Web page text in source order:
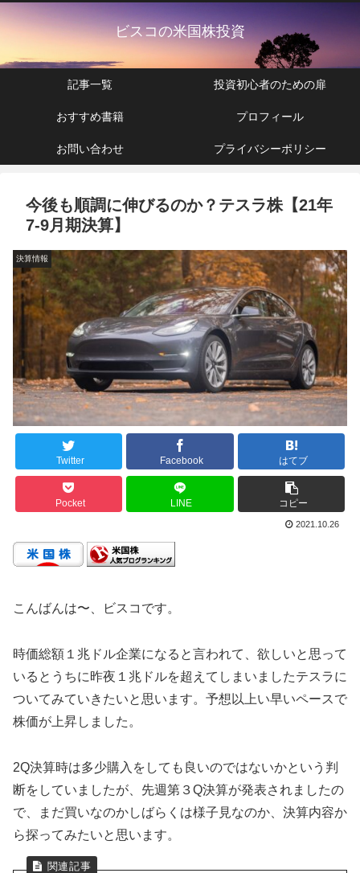
ビスコの米国株投資
記事一覧 投資初心者のための扉
おすすめ書籍 プロフィール
お問い合わせ プライバシーポリシー
今後も順調に伸びるのか？テスラ株【21年
7-9月期決算】
決算情報
Twitter Facebook はてブ
Pocket LINE コピー
2021.10.26
こんばんは〜、ビスコです。
時価総額１兆ドル企業になると言われて、欲しいと思って
いるとうちに昨夜１兆ドルを超えてしまいましたテスラに
ついてみていきたいと思います。予想以上い早いペースで
株価が上昇しました。
2Q決算時は多少購入をしても良いのではないかという判
断をしていましたが、先週第３Q決算が発表されましたの
で、まだ買いなのかしばらくは様子見なのか、決算内容か
ら探ってみたいと思います。